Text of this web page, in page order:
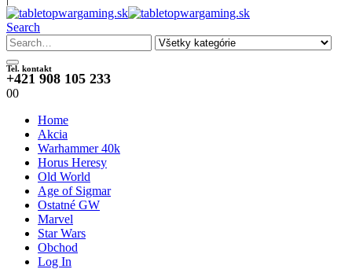
Search
Tel. kontakt
+421 908 105 233
00
Home
Akcia
Warhammer 40k
Horus Heresy
Old World
Age of Sigmar
Ostatné GW
Marvel
Star Wars
Obchod
Log In